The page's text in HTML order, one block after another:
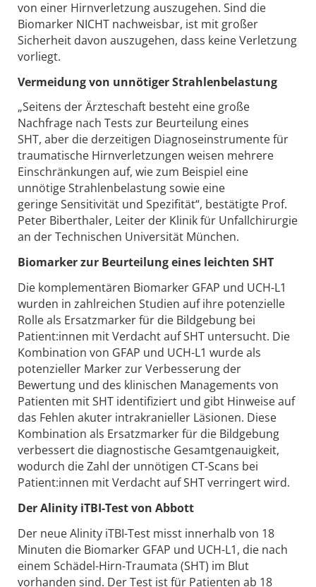
von einer Hirnverletzung auszugehen. Sind die
Biomarker NICHT nachweisbar, ist mit großer
Sicherheit davon auszugehen, dass keine Verletzung
vorliegt.
Vermeidung von unnötiger Strahlenbelastung
„Seitens der Ärzteschaft besteht eine große
Nachfrage nach Tests zur Beurteilung eines
SHT, aber die derzeitigen Diagnoseinstrumente für
traumatische Hirnverletzungen weisen mehrere
Einschränkungen auf, wie zum Beispiel eine
unnötige Strahlenbelastung sowie eine
geringe Sensitivität und Spezifität“, bestätigte Prof.
Peter Biberthaler, Leiter der Klinik für Unfallchirurgie
an der Technischen Universität München.
Biomarker zur Beurteilung eines leichten SHT
Die komplementären Biomarker GFAP und UCH-L1
wurden in zahlreichen Studien auf ihre potenzielle
Rolle als Ersatzmarker für die Bildgebung bei
Patient:innen mit Verdacht auf SHT untersucht. Die
Kombination von GFAP und UCH-L1 wurde als
potenzieller Marker zur Verbesserung der
Bewertung und des klinischen Managements von
Patienten mit SHT identifiziert und gibt Hinweise auf
das Fehlen akuter intrakranieller Läsionen. Diese
Kombination als Ersatzmarker für die Bildgebung
verbessert die diagnostische Gesamtgenauigkeit,
wodurch die Zahl der unnötigen CT-Scans bei
Patient:innen mit Verdacht auf SHT verringert wird.
Der Alinity iTBI-Test von Abbott
Der neue Alinity iTBI-Test misst innerhalb von 18
Minuten die Biomarker GFAP und UCH-L1, die nach
einem Schädel-Hirn-Traumata (SHT) im Blut
vorhanden sind. Der Test ist für Patienten ab 18